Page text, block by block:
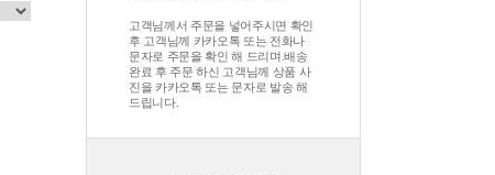
고객님께서 주문을 넣어주시면 확인
후 고객님께 카카오톡 또는 전화나
문자로 주문을 확인 해 드리며.배송
완료 후 주문 하신 고객님께 상품 사
진을 카카오톡 또는 문자로 발송 해
드립니다.